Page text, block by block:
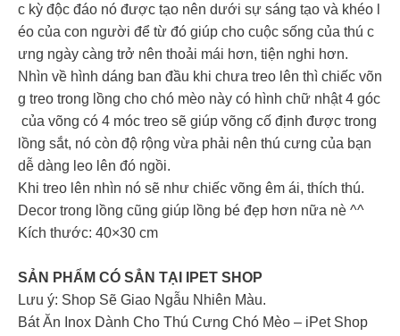
c kỳ độc đáo nó được tạo nên dưới sự sáng tạo và khéo l
éo của con người để từ đó giúp cho cuộc sống của thú c
ưng ngày càng trở nên thoải mái hơn, tiện nghi hơn.
Nhìn về hình dáng ban đầu khi chưa treo lên thì chiếc võn
g treo trong lồng cho chó mèo này có hình chữ nhật 4 góc
của võng có 4 móc treo sẽ giúp võng cố định được trong
lồng sắt, nó còn độ rộng vừa phải nên thú cưng của bạn
dễ dàng leo lên đó ngồi.
Khi treo lên nhìn nó sẽ như chiếc võng êm ái, thích thú.
Decor trong lồng cũng giúp lồng bé đẹp hơn nữa nè ^^
Kích thước: 40×30 cm
SẢN PHẨM CÓ SẲN TẠI IPET SHOP
Lưu ý: Shop Sẽ Giao Ngẫu Nhiên Màu.
Bát Ăn Inox Dành Cho Thú Cưng Chó Mèo – iPet Shop